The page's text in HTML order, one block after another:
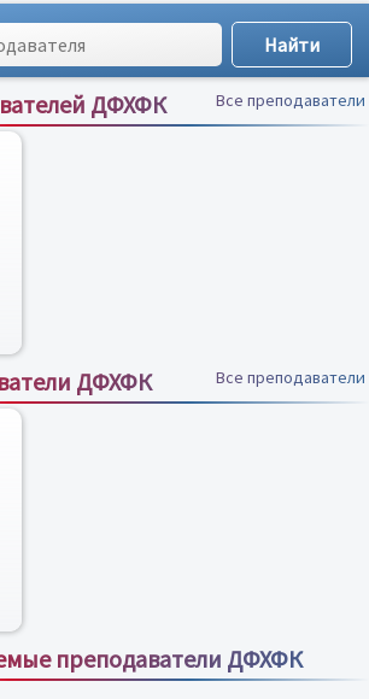
ДФХФК Все преподаватели
ДФХФК Все преподаватели
преподаватели ДФХФК
Все преподаватели